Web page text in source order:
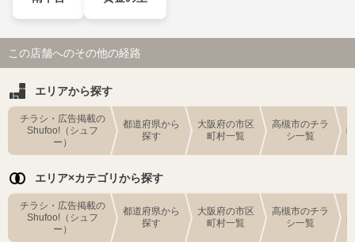
この店舗へのその他の経路
エリアから探す
チラシ・広告掲載の
Shufoo!（シュフ
ー）
都道府県から
探す
大阪府の市区
町村一覧
高槻市のチラ
シ一覧
エリア×カテゴリから探す
チラシ・広告掲載の
Shufoo!（シュフ
ー）
都道府県から
探す
大阪府の市区
町村一覧
高槻市のチラ
シ一覧